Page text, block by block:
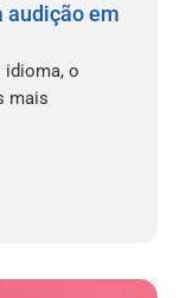
audição em
idioma, o
mais